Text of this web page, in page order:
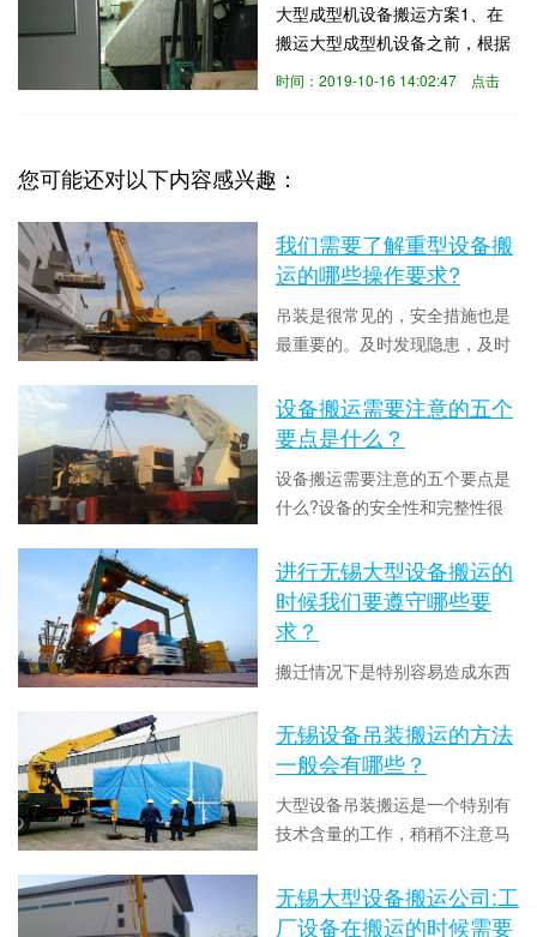
度、室内压力、气流速度与气流
分布、噪音振动及照明、静电控
制在某一需求范围内，而所给予
大型成型机设备搬运方案1、在
搬运大型成型机设备之前，根据
勘察好的现场，对设备先进行拆
到室外；施工单位必须认真填写
时随竣工图纸、资料一同提
供;3、 安装准备阶段首先必须对
设备基础进行现场勘...
时间：2019-10-16 14:02:47 点击
您可能还对以下内容感兴趣：
我们需要了解重型设备搬
运的哪些操作要求?
吊装是很常见的，安全措施也是
最重要的。及时发现隐患，及时
一些重型设备的搬运，风险系数
是非常大的，所以要做好各项保
施。今天无锡设备搬运厂家中东
搬运就来和大家介绍下常见的重
备搬运操作要求:1. 重型设备搬运
工人必须有职业道...
数：8584
设备搬运需要注意的五个
要点是什么？
设备搬运需要注意的五个要点是
什么?设备的安全性和完整性很
很重要。下面无锡设备搬运吊装
公司中东搬运就来和大家介绍下
设备搬运需要注意的五个要点是
什么？1. 确定设备的平稳放置:首
先，选择平整坚实的场地进行设
使设备稳固，防止倾斜和碰撞。
2. 确定起重...
数：9958
进行无锡大型设备搬运的
时候我们要遵守哪些要
求？
搬迁情况下是特别容易造成东西
贵重的要自己保管，与此同时有
一些大件的物品是非常要小心
有很多的事项是应该我们重视
的，这样就能够保障不容易损坏
司中东搬运就来和大家介绍下进
行无锡大型设备搬运的时候我们
时间：2021-03-23 13:54:26 点击
数：8202
无锡设备吊装搬运的方法
一般会有哪些？
大型设备吊装搬运是一个特别有
技术含量的工作，稍稍不注意马
伤等。在一整个过程中，有的方
法是能够应用，但又不提倡的，
数：8128
无锡大型设备搬运公司:工
厂设备在搬运的时候需要